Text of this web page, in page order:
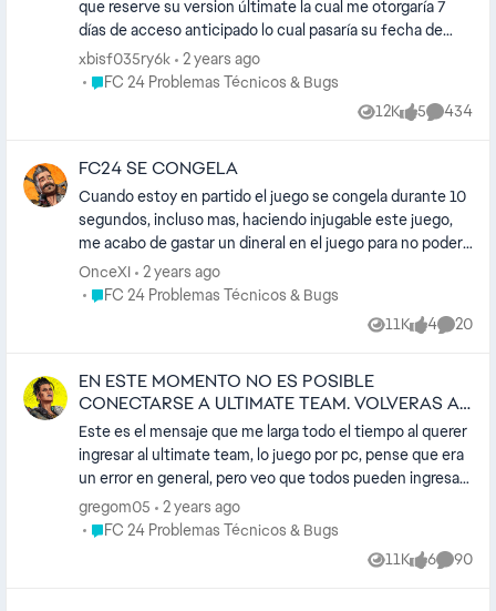
LOS CAMBIOS HAY QUE REINICAR EL JUEGO. SALIR A
DESKTOP Y VOLVER. ESTO ES MUY OBVIO, PERO NO
ESTÁ DE MÁS RECORDARLO!
drástica. más que nada el juego se ve fluido, lo que me
tardan en reaccionar son los jugadores, y alomejor de un
partido a otro ya se vuelve súper fluido. Saben porque
puede ser? Ya que la diferencia de forma de jugar es
que reserve su version últimate la cual me otorgaría 7
días de acceso anticipado lo cual pasaría su fecha de
lanzamiento del 29 de septiembre de 2023 al 22 de
septiembre de 2023. Pero me figura 29 de septiembre
como fecha de salida y se me contó el precio como el de
la versión ultimate. Lo reserve por steam y agradecería
ultimate especialmente los 7 dias de acceso anticipado.
No se si es error de el ea fc en si o de steam pero al
cerrar y volverlo abrir aun así me figura el 28 de
septiembre. Gracias y espero una respuesta.
xbisf035ry6k
2 years ago
Place FC 24 Problemas Técnicos & Bugs
FC 24 Problemas Técnicos & Bugs
12K
Views 5
likes 434
FC24 SE CONGELA
Cuando estoy en partido el juego se congela durante 10
segundos, incluso mas, haciendo injugable este juego,
me acabo de gastar un dineral en el juego para no poder
jugarlo. Tengo un ordenador bastante bueno como para
jugar a FC24 sin ningun problema, pero por culpa de este
OnceXI
2 years ago
Place FC 24 Problemas Técnicos & Bugs
FC 24 Problemas Técnicos & Bugs
11K
Views 4
likes 20
EN ESTE MOMENTO NO ES POSIBLE
CONECTARSE A ULTIMATE TEAM. VOLVERAS AL
MENU PRINC
Este es el mensaje que me larga todo el tiempo al querer
ingresar al ultimate team, lo juego por pc, pense que era
un error en general, pero veo que todos pueden ingresar
sin ningun problema. Yo estoy constantemente
queriendo jugar pero todo el tiempo me quita y me saca.
Alguien sabe que puedo hacer ? la verdad que es
frustrante pagar para que no se pueda jugar tranquilo.
gregom05
2 years ago
Place FC 24 Problemas Técnicos & Bugs
FC 24 Problemas Técnicos & Bugs
11K
Views 6
likes 90